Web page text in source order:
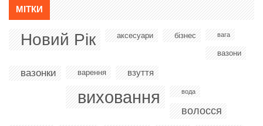
МІТКИ
Новий Рік аксесуари бізнес вага
вазони
вазонки варення взуття
виховання вода
волосся